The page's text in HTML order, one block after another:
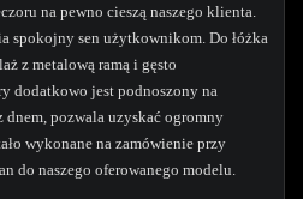
na pewno cieszą naszego klienta.
spokojny sen użytkownikom. Do łóżka
z metalową ramą i gęsto
dodatkowo jest podnoszony na
dnem, pozwala uzyskać ogromny
wykonane na zamówienie przy
do naszego oferowanego modelu.